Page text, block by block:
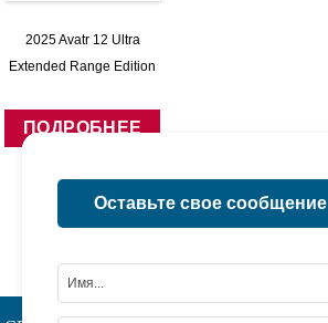
2025 Avatr 12 Ultra
Extended Range Edition
ПОДРОБНЕЕ
1 Страница 1 / 1
Оставьте свое сообщение